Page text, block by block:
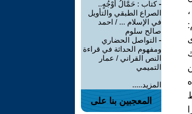
-كتاب : حَمَّالُ أَوْجُهٍ..
الصراع الطبقي والتأويل
في الإسلام ... / احمد
صالح سلوم
- التواصل الحضاري
ومفهوم الحداثة في قراءة
النص القراني / عمار
التميمي
المزيد.....
المعجبين بنا على